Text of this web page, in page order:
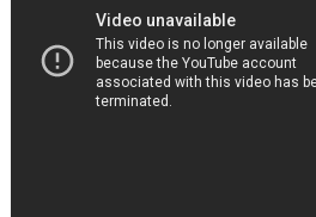
DÜNYA
MAGAZİN